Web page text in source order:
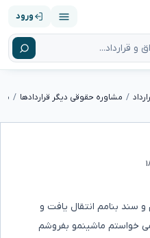
ورود
مشاوره حقوقی دیگر قراردادها
و سند بنامم انتقال یافت و
هم کردم . سال ۹۷ که می خواستم ماشینمو بفروشم